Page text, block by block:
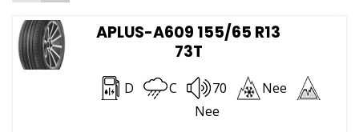
APLUS-A609 155/65 R13
73T
D C 70
Nee
Nee